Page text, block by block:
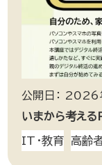
公開日： 2026
いまから考える
IT・教育 高齢